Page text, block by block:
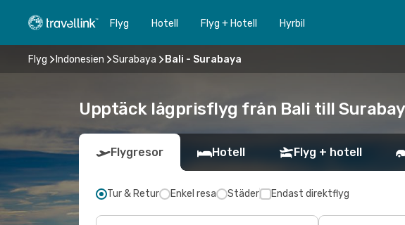
Flyg Hotell Flyg + Hotell Hyrbil
Flyg Indonesien Surabaya Bali - Surabaya
Upptäck lågprisflyg från Bali till
Flygresor Hotell Flyg + hotell
Tur & Retur Enkel resa Städer Endast direktflyg